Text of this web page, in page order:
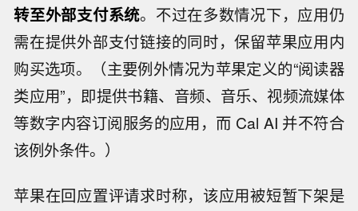
转至外部支付系统。不过在多数情况下，应用仍
需在提供外部支付链接的同时，保留苹果应用内
购买选项。（主要例外情况为苹果定义的“阅读器
类应用”，即提供书籍、音频、音乐、视频流媒体
等数字内容订阅服务的应用，而 Cal AI 并不符合
该例外条件。）
苹果在回应置评请求时称，该应用被短暂下架是